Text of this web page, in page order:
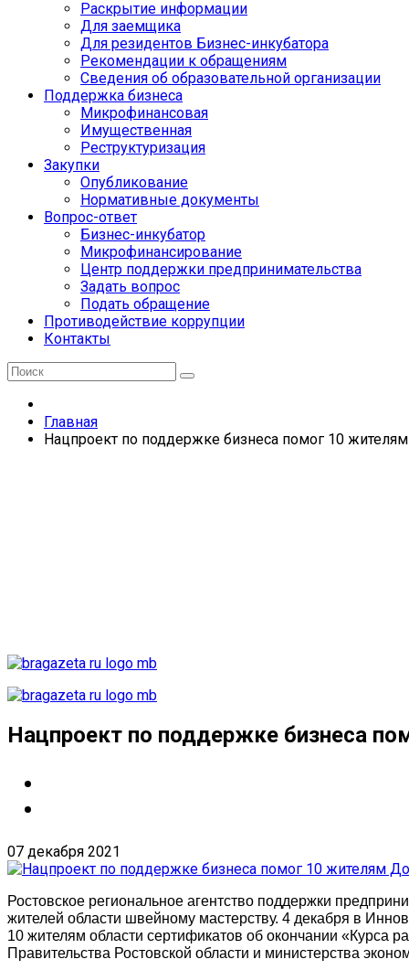
Раскрытие информации
Для заемщика
Для резидентов Бизнес-инкубатора
Рекомендации к обращениям
Сведения об образовательной организации
Поддержка бизнеса
Микрофинансовая
Имущественная
Реструктуризация
Закупки
Опубликование
Нормативные документы
Вопрос-ответ
Бизнес-инкубатор
Микрофинансирование
Центр поддержки предпринимательства
Задать вопрос
Подать обращение
Противодействие коррупции
Контакты
Главная
Нацпроект по поддержке бизнеса помог 10
Нацпроект по поддержке бизнеса
07 декабря 2021
Ростовское региональное агентство поддержки
жителей области швейному мастерству. 4 декабря в
10 жителям области сертификатов об окончании «Курса
Правительства Ростовской области и министерства